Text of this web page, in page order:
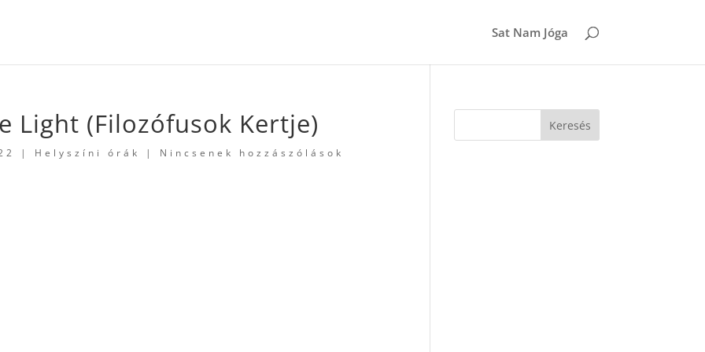
Sat Nam Jóga
Light (Filozófusok Kertje)
| Helyszíni órák | Nincsenek hozzászólások